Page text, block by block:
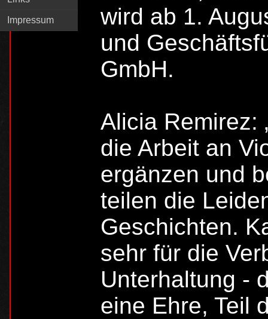
Impressum
wird ab 1.
und
GmbH.
Alicia Remirez:
die Arbeit an
ergänzen und
teilen die
Geschichten.
sehr für die
Unterhaltung -
eine Ehre, Teil